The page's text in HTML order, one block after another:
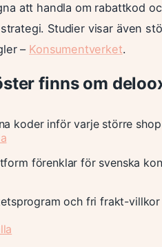
att handla om rabattkod
Studier visar även
– Konsumentverket.
finns om
koder inför varje större
förenklar för svenska
och fri frakt-